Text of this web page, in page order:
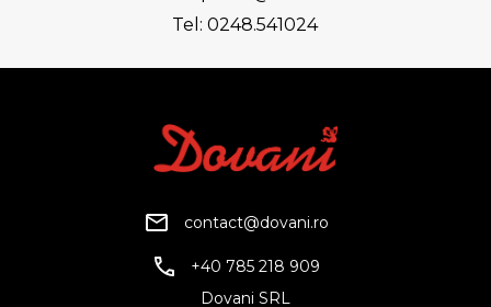
Tel: 0248.541024
contact@dovani.ro
+40 785 218 909
Dovani SRL